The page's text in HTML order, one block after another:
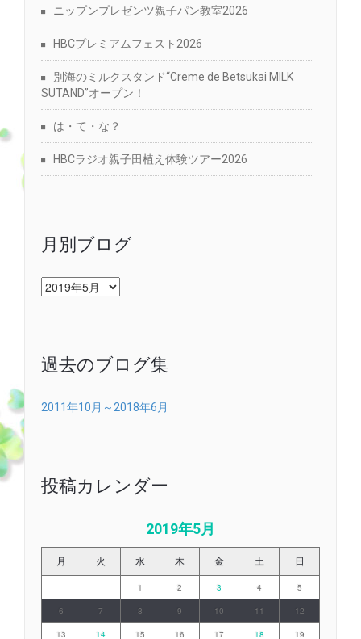
ニップンプレゼンツ親子パン教室2026
HBCプレミアムフェスト2026
別海のミルクスタンド“Creme de Betsukai MILK
SUTAND”オープン！
は・て・な？
HBCラジオ親子田植え体験ツアー2026
月別ブログ
月
別
過去のブログ集
2011年10月～2018年6月
投稿カレンダー
2019年5月
月 火 水 木 金 土 日
1 2 3 4 5
6 7 8 9 10 11 12
13 14 15 16 17 18 19